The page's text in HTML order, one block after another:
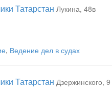
Татарстан Лукина, 48в
, Ведение дел в судах
Татарстан Дзержинского, 9